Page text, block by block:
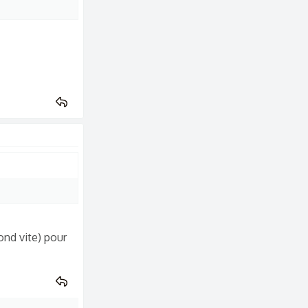
vite) pour